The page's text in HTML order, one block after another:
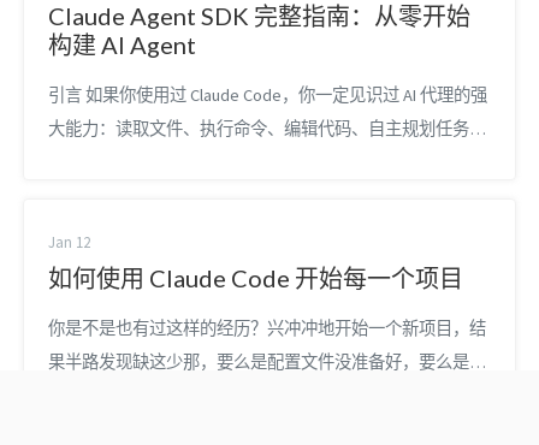
Claude Agent SDK 完整指南：从零开始
构建 AI Agent
引言 如果你使用过 Claude Code，你一定见识过 AI 代理的强
大能力：读取文件、执行命令、编辑代码、自主规划任务步
给所有开发者。你可以用它来构建自己的 AI 代理，解决各种
实际问题。 本指南...
Jan 12
如何使用 Claude Code 开始每一个项目
你是不是也有过这样的经历？兴冲冲地开始一个新项目，结
果半路发现缺这少那，要么是配置文件没准备好，要么是项